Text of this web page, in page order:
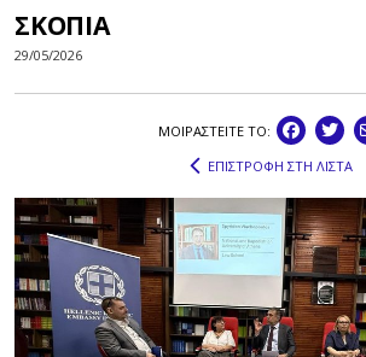
ΣΚΟΠΙΑ
29/05/2026
ΜΟΙΡΑΣΤEIΤΕ ΤΟ:
ΕΠΙΣΤΡΟΦΗ ΣΤΗ ΛΙΣΤΑ